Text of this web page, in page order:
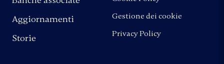
Aggiornamenti
Storie
Gestione dei cookie
Privacy Policy